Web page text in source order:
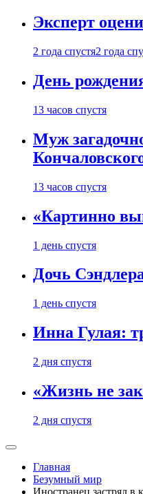
Эксперт
2 года спустя2 года
День
13 часов спустя
Муж
13 часов спустя
«Картинно
1 день спустя
Дочь
1 день спустя
Инна Гулая:
2 дня спустя
«Жизнь не
2 дня спустя
Главная
Безумный мир
Иностранец застрял в